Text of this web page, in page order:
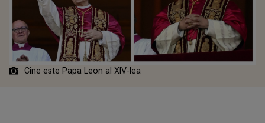
Cine este Papa Leon al XIV-lea